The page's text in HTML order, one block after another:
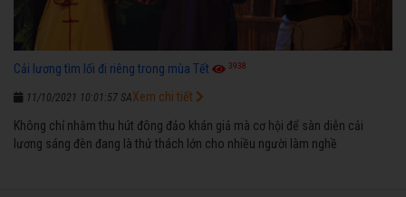
Cải lương tìm lối đi riêng trong mùa Tết 3938
11/10/2021 10:01:57 SA
Không chỉ nhằm thu hút đông đảo khán giả mà cơ hội để sàn diễn cải
lương sáng đèn đang là thử thách lớn cho nhiều người làm nghề
Xem chi tiết